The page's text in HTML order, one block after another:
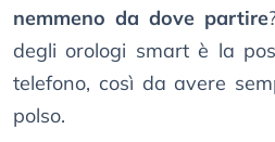
nemmeno da dove partire
degli orologi smart è la
telefono, così da avere
polso.